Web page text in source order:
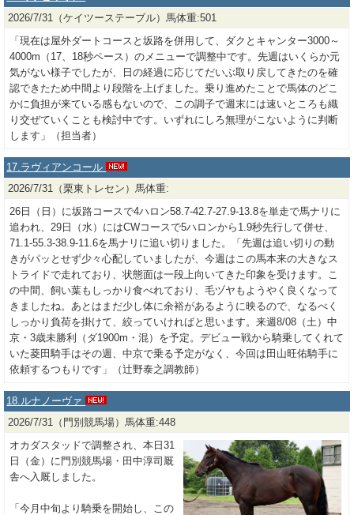
2026/7/31（ケイツーステーブル）馬体重:501
「現在は屋外ダートコースと坂路を併用して、ダクとキャンター3000～
4000m（17、18秒ペース）のメニューで調整中です。先週はいくらか元
気がない様子でしたが、日の経過に応じてだいぶ取り戻してきたのを確
認できたため中間より段階を上げました。乗り進めたことで馬体のどこ
かに負担が来ている感もないので、この調子で週末には速いところも織
り交ぜていくことも検討中です。いずれにしろ無理がこないように判断
します」（担当者）
17.ラヴィアンコール
2026/7/31（栗東トレセン）馬体重:
26日（日）に坂路コースで4ハロン58.7-42.7-27.9-13.8を単走で馬ナリに
追われ、29日（水）にはCWコースで5ハロンから1.9秒先行して併せ、
71.1-55.3-38.9-11.6を馬ナリに追い切りました。「先週は追い切りの動
きがパッとせず少々心配していましたが、今週はこの馬本来の大きなス
トライドで走れており、状態面は一段上向いてきた印象を受けます。こ
の中間、飼い葉もしっかり食べれており、毛ヅヤもようやく良くなって
きましたね。あとはまだ少し体に余裕があるように映るので、なるべく
しっかり負荷を掛けて、絞っていければと思います。来週8/08（土）中
京・3歳未勝利（ダ1900m・混）を予定。デビュー戦から騎乗してくれて
いた菱田騎手はその週、中京で乗る予定がなく、今回は田山旺佑騎手に
依頼するつもりです」（辻野泰之調教師）
18.ルナノーヴァ
2026/7/31（門別競馬場）馬体重:448
オカダスタッドで調整され、本日31
日（金）に門別競馬場・田中淳司厩
舎へ入厩しました。
「今月中旬より騎乗を開始し、この